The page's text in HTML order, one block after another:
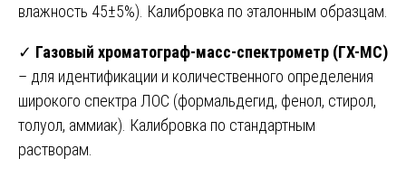
влажность 45±5%). Калибровка по эталонным образцам.
✓ Газовый хроматограф-масс-спектрометр (ГХ-МС)
– для идентификации и количественного определения
широкого спектра ЛОС (формальдегид, фенол, стирол,
толуол, аммиак). Калибровка по стандартным
растворам.